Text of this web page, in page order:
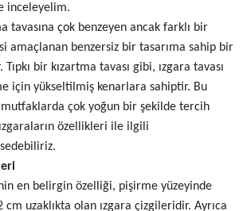
inceleyelim.
tavasına çok benzeyen ancak farklı bir
amaçlanan benzersiz bir tasarıma sahip bir
bir kızartma tavası gibi, ızgara tavası
için yükseltilmiş kenarlara sahiptir. Bu
çok yoğun bir şekilde tercih
özellikleri ile ilgili
en belirgin özelliği, pişirme yüzeyinde
uzaklıkta olan ızgara çizgileridir. Ayrıca